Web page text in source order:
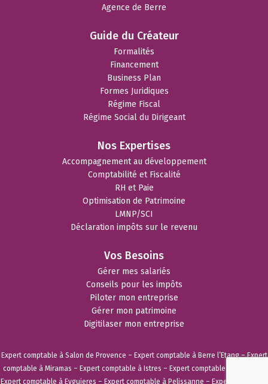
Agence de Berre
Guide du Créateur
Formalités
Financement
Business Plan
Formes Juridiques
Régime Fiscal
Régime Social du Dirigeant
Nos Expertises
Accompagnement au développement
Comptabilité et Fiscalité
RH et Paie
Optimisation de Patrimoine
LMNP/SCI
Déclaration impôts sur le revenu
Vos Besoins
Gérer mes salariés
Conseils pour les impôts
Piloter mon entreprise
Gérer mon patrimoine
Digitilaser mon entreprise
Expert comptable à Salon de Provence – Expert comptable à Berre l’Etang–Expert
comptable à Miramas – Expert comptable à Istres – Expert comptable à Vitrolles
Expert comptable à Eyguieres – Expert comptable à Pelissanne – Expert comptable